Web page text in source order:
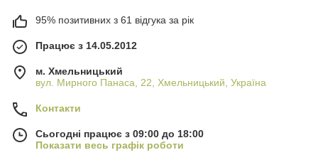
95% позитивних з 61 відгука за рік
Працює з 14.05.2012
м. Хмельницький
вул. Мирного Панаса, 22, Хмельницький, Україна
Контакти
Сьогодні працює з 09:00 до 18:00
Показати весь графік роботи